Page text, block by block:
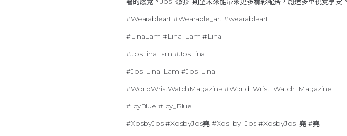
#Wearableart #Wearable_art #wearableart
#LinaLam #Lina_Lam #Lina
#JosLinaLam #JosLina
#Jos_Lina_Lam #Jos_Lina
#WorldWristWatchMagazine #World_Wrist_Watch_Magazine
#IcyBlue #Icy_Blue
#XosbyJos #XosbyJos堯 #Xos_by_Jos #XosbyJos_堯 #堯